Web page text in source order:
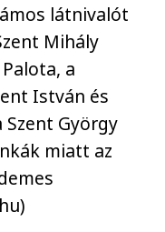
látnivalót
Mihály
a
István és
Szent György
miatt az